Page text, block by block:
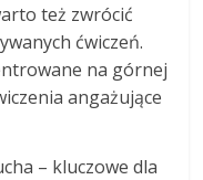
też zwrócić
ćwiczeń.
na górnej
angażujące
– kluczowe dla